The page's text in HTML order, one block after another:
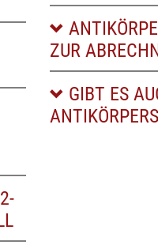
ZUR
GIBT ES